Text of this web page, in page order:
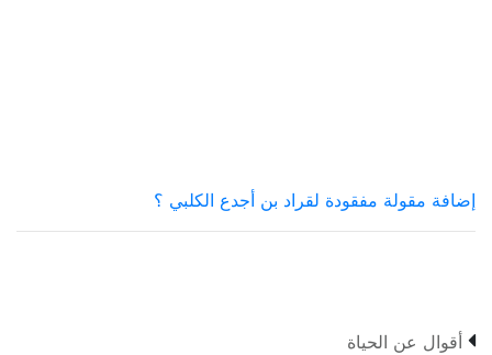
إضافة مقولة مفقودة لقراد بن أجدع الكلبي ؟
 أقوال عن الحياة